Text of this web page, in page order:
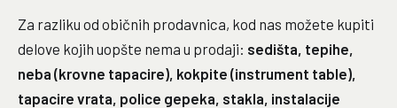
Za razliku od običnih prodavnica, kod nas možete kupiti
delove kojih uopšte nema u prodaji: sedišta, tepihe,
neba (krovne tapacire), kokpite (instrument table),
tapacire vrata, police gepeka, stakla, instalacije